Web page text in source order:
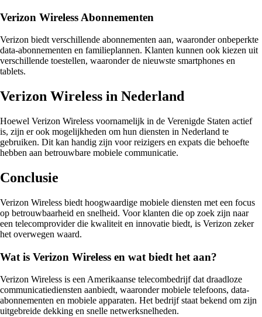
Verizon Wireless Abonnementen
Verizon biedt verschillende abonnementen aan, waaronder onbeperkte
data-abonnementen en familieplannen. Klanten kunnen ook kiezen uit
verschillende toestellen, waaronder de nieuwste smartphones en
tablets.
Verizon Wireless in Nederland
Hoewel Verizon Wireless voornamelijk in de Verenigde Staten actief
is, zijn er ook mogelijkheden om hun diensten in Nederland te
gebruiken. Dit kan handig zijn voor reizigers en expats die behoefte
hebben aan betrouwbare mobiele communicatie.
Conclusie
Verizon Wireless biedt hoogwaardige mobiele diensten met een focus
op betrouwbaarheid en snelheid. Voor klanten die op zoek zijn naar
een telecomprovider die kwaliteit en innovatie biedt, is Verizon zeker
het overwegen waard.
Wat is Verizon Wireless en wat biedt het aan?
Verizon Wireless is een Amerikaanse telecombedrijf dat draadloze
communicatiediensten aanbiedt, waaronder mobiele telefoons, data-
abonnementen en mobiele apparaten. Het bedrijf staat bekend om zijn
uitgebreide dekking en snelle netwerksnelheden.